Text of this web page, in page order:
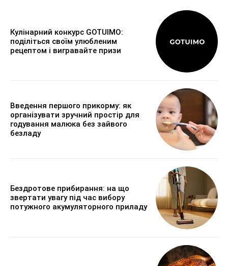
Кулінарний конкурс GOTUIMO:
поділіться своїм улюбленим
рецептом і вигравайте призи
Введення першого прикорму: як
організувати зручний простір для
годування малюка без зайвого
безладу
Бездротове прибирання: на що
звертати увагу під час вибору
потужного акумуляторного приладу